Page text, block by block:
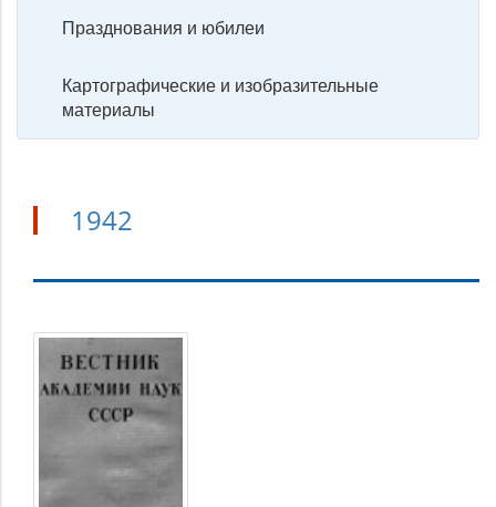
Празднования и юбилеи
Картографические и изобразительные
материалы
1942
1942